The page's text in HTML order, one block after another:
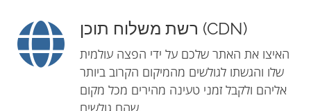
רשת משלוח תוכן (CDN)
האיצו את האתר שלכם על ידי הפצה עולמית
שלו והגשתו לגולשים מהמיקום הקרוב ביותר
אליהם ולקבל זמני טעינה מהירים מכל מקום